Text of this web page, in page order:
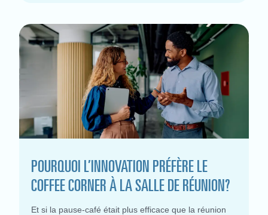
POURQUOI L’INNOVATION PRÉFÈRE LE
COFFEE CORNER À LA SALLE DE RÉUNION?
Et si la pause-café était plus efficace que la réunion